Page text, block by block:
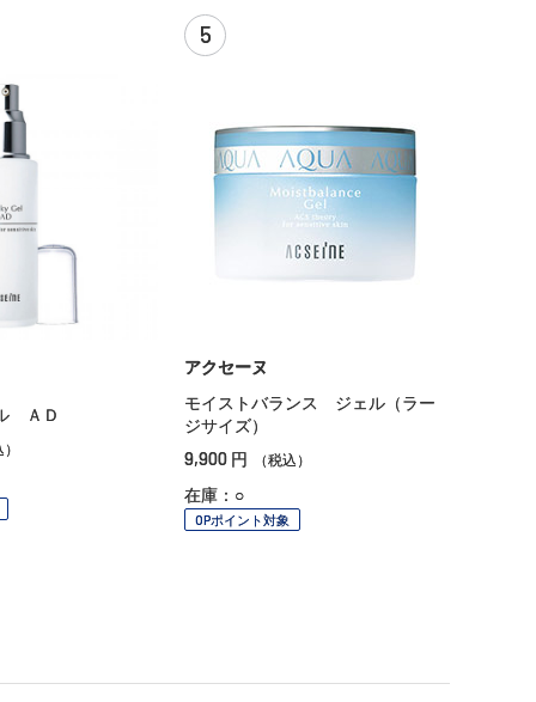
ＡＤ
5
アクセーヌ
モイストバランス ジェル（ラー
ジサイズ）
9,900 円 （税込）
在庫：○
OPポイント対象